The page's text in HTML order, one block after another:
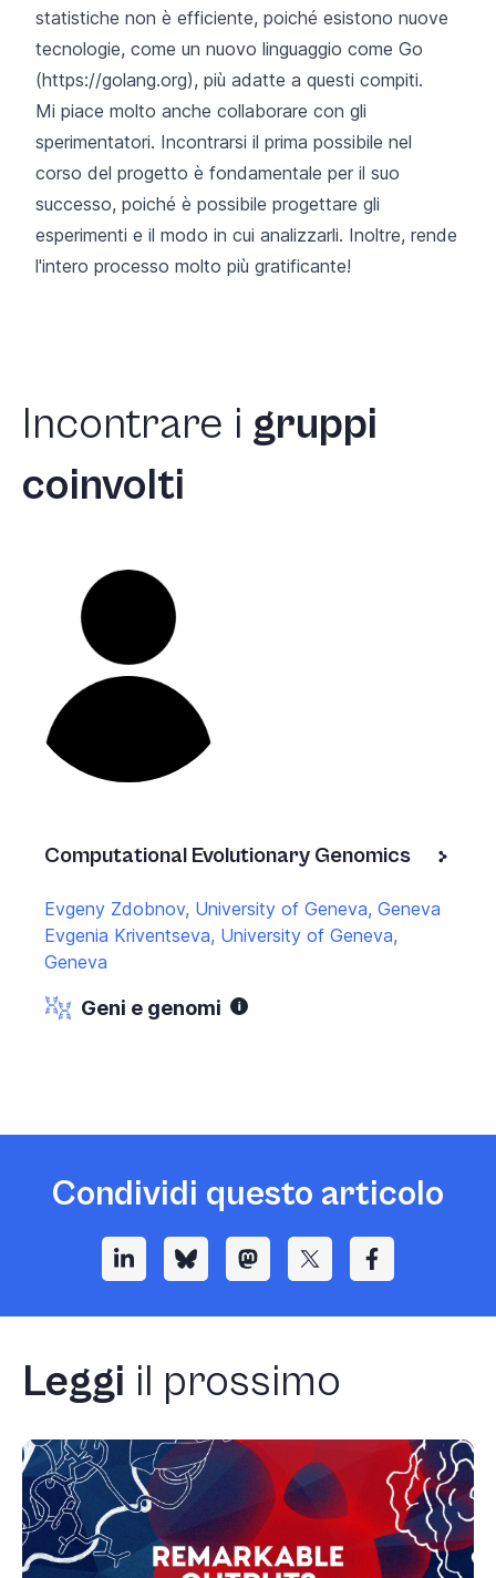
statistiche non è efficiente, poiché esistono nuove
tecnologie, come un nuovo linguaggio come Go
(https://golang.org), più adatte a questi compiti.
Mi piace molto anche collaborare con gli
sperimentatori. Incontrarsi il prima possibile nel
corso del progetto è fondamentale per il suo
successo, poiché è possibile progettare gli
esperimenti e il modo in cui analizzarli. Inoltre, rende
l'intero processo molto più gratificante!
Incontrare i gruppi
coinvolti
Computational Evolutionary Genomics
Evgeny Zdobnov, University of Geneva, Geneva
Evgenia Kriventseva, University of Geneva,
Geneva
Geni e genomi
Condividi questo articolo
Leggi il prossimo